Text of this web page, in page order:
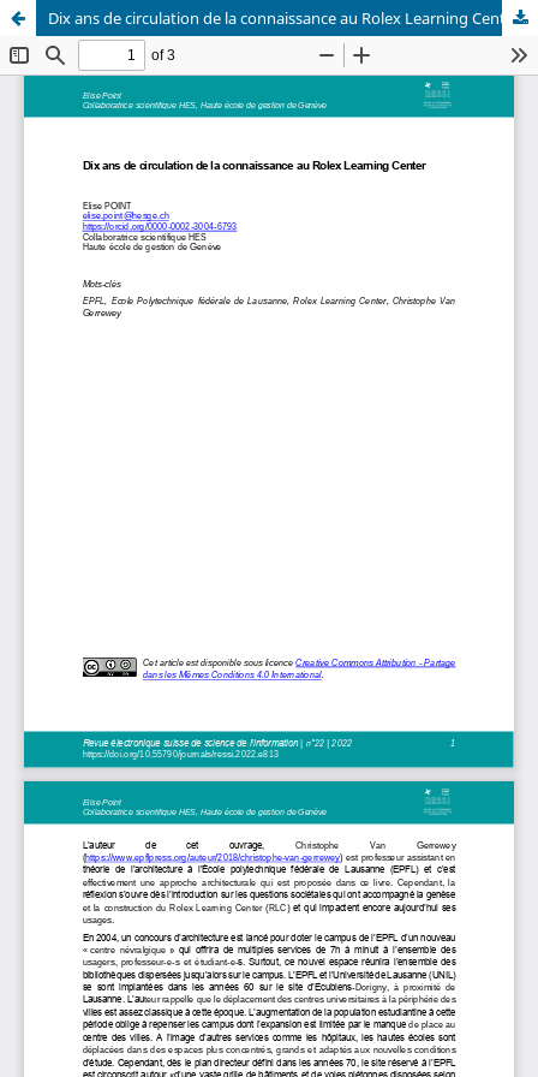
Dix ans de circulation de la connaissance au Rolex Learning Center